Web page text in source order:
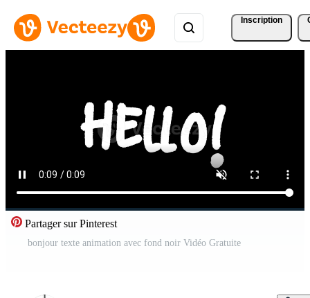
Inscription
Partager sur Pinterest
bonjour texte animation avec fond noir Vidéo Gratuite